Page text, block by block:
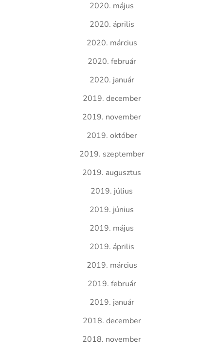
2020. május
2020. április
2020. március
2020. február
2020. január
2019. december
2019. november
2019. október
2019. szeptember
2019. augusztus
2019. július
2019. június
2019. május
2019. április
2019. március
2019. február
2019. január
2018. december
2018. november